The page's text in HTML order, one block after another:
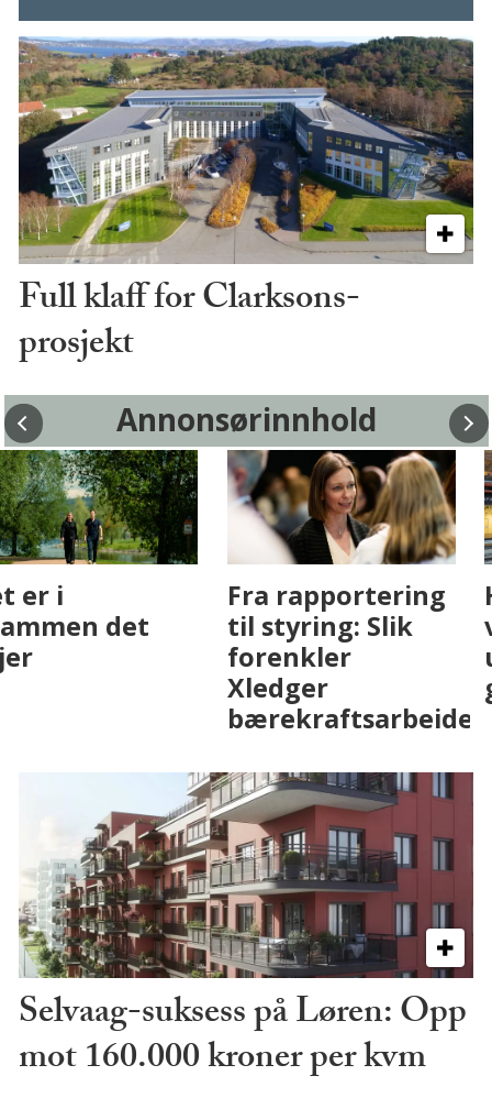
Full klaff for Clarksons-
prosjekt
Annonsørinnhold
Fenistra endrer
eiendomsbransjen
med AI. Slik ser vi
Det er i
Drammen det
skjer
Selvaag-suksess på Løren: Opp
mot 160.000 kroner per kvm